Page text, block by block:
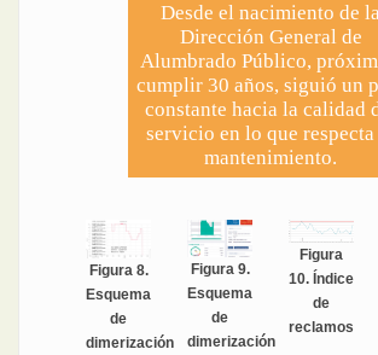
Desde el nacimiento de la
Dirección General de
Alumbrado Público,
cumplir 30 años, siguió un
constante hacia la calidad
servicio en lo que
mantenimiento.
Figura 8.
Esquema
de
dimerización
Figura 9.
Esquema
de
dimerización
Figura
10. Índice
de
reclamos